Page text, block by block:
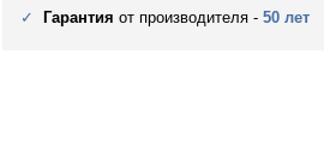
Гарантия от производителя - 50 лет